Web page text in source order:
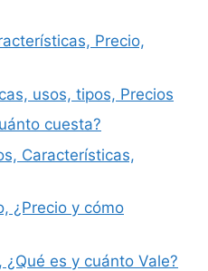
Precio,
usos, tipos, Precios
cuesta?
Características,
¿Precio y cómo
es y cuánto Vale?